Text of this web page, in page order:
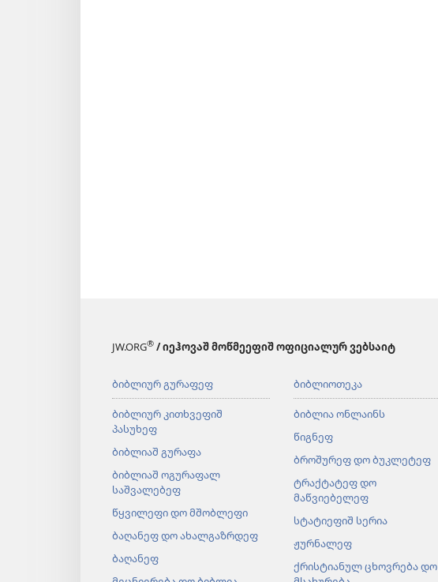
JW.ORG® / იეჰოვაშ მოწმეეფიშ ოფიციალურ ვებსაიტ
ბიბლიურ გურაფეფ
ბიბლიურ კითხვეფიშ
პასუხეფ
ბიბლიაშ გურაფა
ბიბლიაშ ოგურაფალ
საშვალებეფ
წყვილეფი დო მშობლეფი
ბაღანეფ დო ახალგაზრდეფ
ბაღანეფ
ბიბლიოთეკა
ბიბლია ონლაინს
წიგნეფ
ბროშურეფ დო ბუკლეტეფ
ტრაქტატეფ დო
მაწვიებელეფ
სტატიეფიშ სერია
ჟურნალეფ
ქრისტიანულ ცხოვრება დო